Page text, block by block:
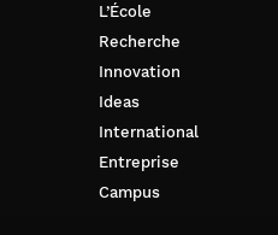
L’École
Recherche
Innovation
Ideas
International
Entreprise
Campus